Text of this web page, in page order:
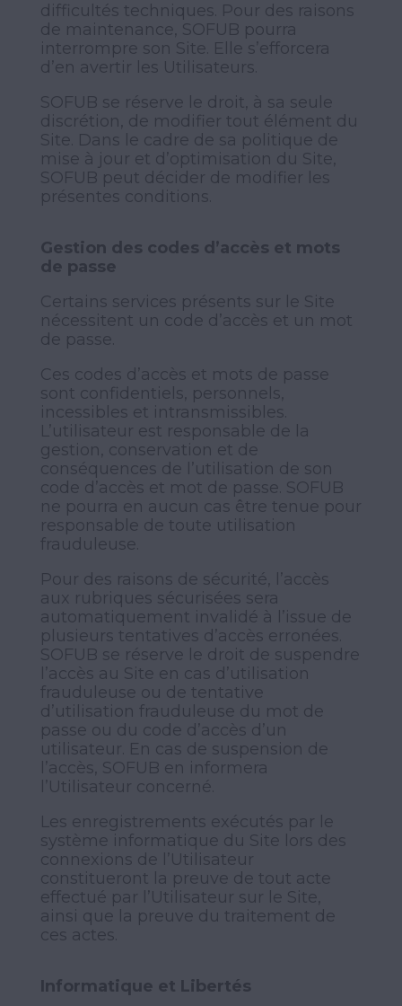
difficultés techniques. Pour des raisons
de maintenance, SOFUB pourra
interrompre son Site. Elle s’efforcera
d’en avertir les Utilisateurs.
SOFUB se réserve le droit, à sa seule
discrétion, de modifier tout élément du
Site. Dans le cadre de sa politique de
mise à jour et d’optimisation du Site,
SOFUB peut décider de modifier les
présentes conditions.
Gestion des codes d’accès et mots
de passe
Certains services présents sur le Site
nécessitent un code d’accès et un mot
de passe.
Ces codes d’accès et mots de passe
sont confidentiels, personnels,
incessibles et intransmissibles.
L’utilisateur est responsable de la
gestion, conservation et de
conséquences de l’utilisation de son
code d’accès et mot de passe. SOFUB
ne pourra en aucun cas être tenue pour
responsable de toute utilisation
frauduleuse.
Pour des raisons de sécurité, l’accès
aux rubriques sécurisées sera
automatiquement invalidé à l’issue de
plusieurs tentatives d’accès erronées.
SOFUB se réserve le droit de suspendre
l’accès au Site en cas d’utilisation
frauduleuse ou de tentative
d’utilisation frauduleuse du mot de
passe ou du code d’accès d’un
utilisateur. En cas de suspension de
l’accès, SOFUB en informera
l’Utilisateur concerné.
Les enregistrements exécutés par le
système informatique du Site lors des
connexions de l’Utilisateur
constitueront la preuve de tout acte
effectué par l’Utilisateur sur le Site,
ainsi que la preuve du traitement de
ces actes.
Informatique et Libertés